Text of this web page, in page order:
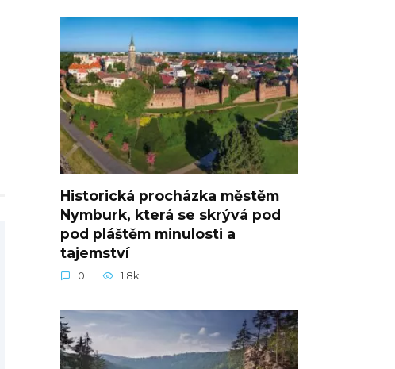
Historická procházka městěm
Nymburk, která se skrývá pod
pod pláštěm minulosti a
tajemství
0 1.8k.